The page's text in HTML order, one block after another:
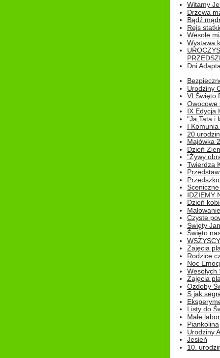
Witamy
Drzewa
Bądź
Rejs
Wesołe
Wystawa
Dni
Urodziny
VI Święto
Owocowe
IX Edycja
"Ja,Tata i
I
20
Majówka
Dzień
"Żywy
Twierdza
IDZIEMY
Dzień
Czyste
Święty
Święto
Zajęcia
Rodzice
Noc
Wesołych
Zajęcia
Ozdoby
S jak
Listy do
Małe
Piankolina
Urodziny
Jesień
10.